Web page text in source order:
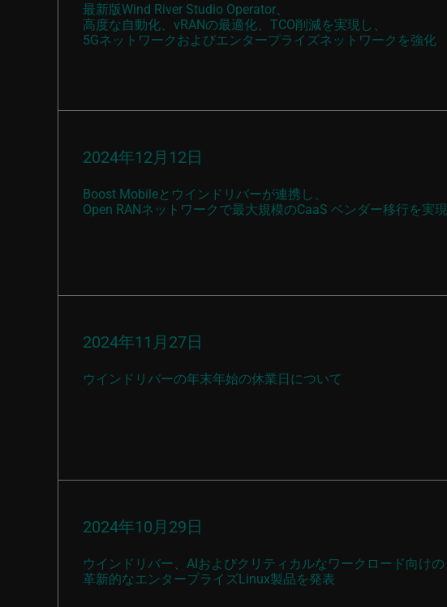
最新版Wind River Studio Operator、
高度な自動化、vRANの最適化、TCO削減を実現し、
5Gネットワークおよびエンタープライズネットワークを強化
2024年12月12日
Boost Mobileとウインドリバーが連携し、
Open RANネットワークで最大規模のCaaS ベンダー移行を実現
2024年11月27日
ウインドリバーの年末年始の休業日について
2024年10月29日
ウインドリバー、AIおよびクリティカルなワークロード向けの
革新的なエンタープライズLinux製品を発表